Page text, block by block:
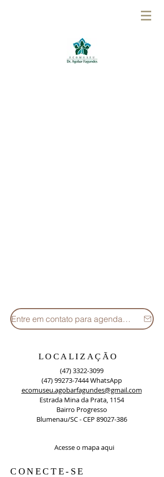
ASSOCIAÇÃO AMIGOS
Entre em contato para agendamentos
LOCALIZAÇÃO
(47) 3322-3099
(47) 99273-7444WhatsApp
ecomuseu.agobarfagundes@gmail.com
Estrada Mina da Prata, 1154
Bairro Progresso
Blumenau/SC - CEP89027-386
Acesse o mapa aqui
CONECTE-SE